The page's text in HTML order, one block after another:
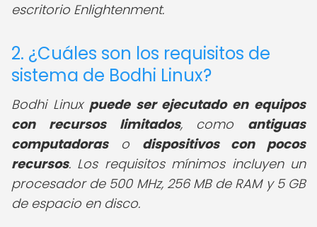
escritorio Enlightenment.
2. ¿Cuáles son los requisitos de
sistema de Bodhi Linux?
Bodhi Linux puede ser ejecutado en equipos
con recursos limitados, como antiguas
computadoraso dispositivos con pocos
recursos. Los requisitos mínimos incluyen un
procesador de 500 MHz, 256 MB de RAM y 5 GB
de espacio en disco.